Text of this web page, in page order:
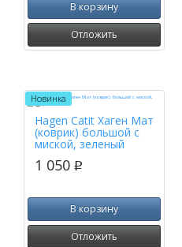
В корзину
Отложить
Новинка
Hagen Catit Хаген Мат
(коврик) большой с
миской, зеленый
1 050 p
В корзину
Отложить